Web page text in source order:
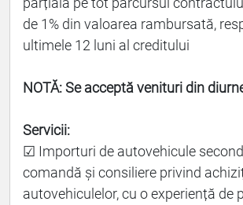
de 1% din valoarea rambursată,
ultimele 12 luni al creditului
NOTĂ: Se acceptă venituri din
Servicii:
☑ Importuri de autovehicule
comandă și consiliere privind
autovehiculelor, cu o experiență de